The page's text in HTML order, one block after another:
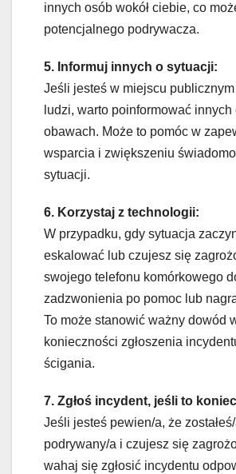
innych osób wokół ciebie, co
potencjalnego podrywacza.
5. Informuj innych o sytuacji:
Jeśli jesteś w miejscu
ludzi, warto poinformować innych
obawach. Może to pomóc w
wsparcia i zwiększeniu
sytuacji.
6. Korzystaj z technologii:
W przypadku, gdy sytuacja
eskalować lub czujesz się
swojego telefonu komórkowego
zadzwonienia po pomoc lub
To może stanowić ważny dowód
konieczności zgłoszenia
ścigania.
7. Zgłoś incydent, jeśli to
Jeśli jesteś pewien/a, że
podrywany/a i czujesz się
wahaj się zgłosić incydentu